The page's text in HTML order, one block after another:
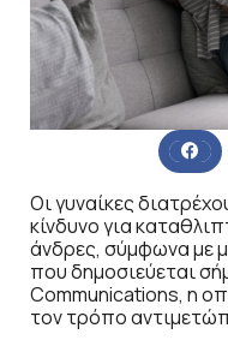
Οι γυναίκες
κίνδυνο για
άνδρες, σύμφωνα με
που δημοσιεύεται
Communications, η
τον τρόπο